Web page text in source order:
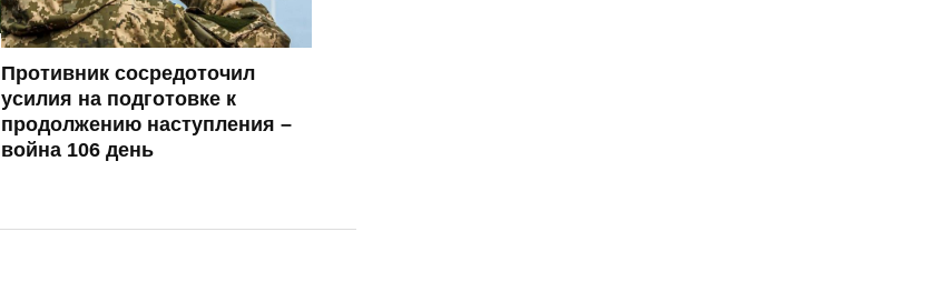
Противник сосредоточил
усилия на подготовке к
продолжению наступления –
война 106 день